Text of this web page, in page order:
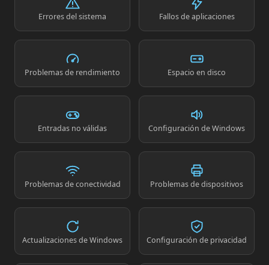
Errores del sistema Fallos de aplicaciones
Problemas de rendimiento Espacio en disco
Entradas no válidas Configuración de Windows
Problemas de conectividad Problemas de dispositivos
Actualizaciones de Windows Configuración de privacidad